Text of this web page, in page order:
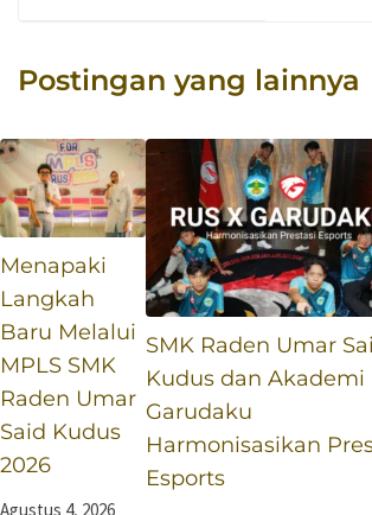
Postingan yang lainnya
Menapaki
Langkah
Baru Melalui
MPLS SMK
Raden Umar
Said Kudus
2026
Agustus 4, 2026
SMK Raden Umar
Kudus dan Akademi
Garudaku
Harmonisasikan
Esports